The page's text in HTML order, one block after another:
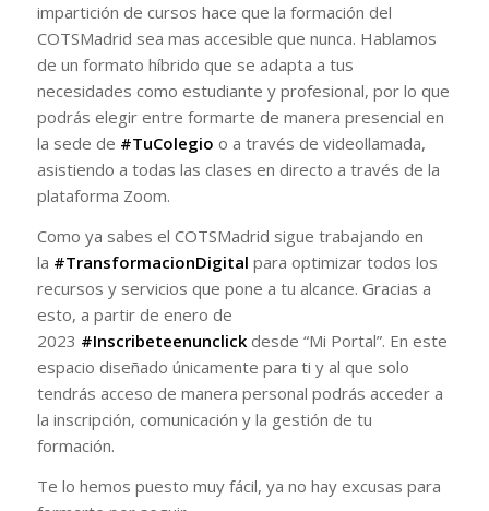
impartición de cursos hace que la formación del
COTSMadrid sea mas accesible que nunca. Hablamos
de un formato híbrido que se adapta a tus
necesidades como estudiante y profesional, por lo que
podrás elegir entre formarte de manera presencial en
la sede de #TuColegio o a través de videollamada,
asistiendo a todas las clases en directo a través de la
plataforma Zoom.
Como ya sabes el COTSMadrid sigue trabajando en
la #TransformacionDigital para optimizar todos los
recursos y servicios que pone a tu alcance. Gracias a
esto, a partir de enero de
2023 #Inscribeteenunclickdesde “Mi Portal”. En este
espacio diseñado únicamente para ti y al que solo
tendrás acceso de manera personal podrás acceder a
la inscripción, comunicación y la gestión de tu
formación.
Te lo hemos puesto muy fácil, ya no hay excusas para